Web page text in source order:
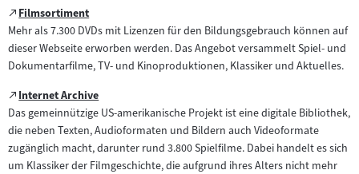
Zum
externen
Inhalt:
Filmsortiment
(öffnet
im
neuen
Tab)
Mehr als 7.300 DVDs mit Lizenzen für den Bildungsgebrauch können auf
dieser Webseite erworben werden. Das Angebot versammelt Spiel- und
Dokumentarfilme, TV- und Kinoproduktionen, Klassiker und Aktuelles.
Zum
externen
Inhalt:
Internet Archive
(öffnet
im
neuen
Tab)
Das gemeinnützige US-amerikanische Projekt ist eine digitale Bibliothek,
die neben Texten, Audioformaten und Bildern auch Videoformate
zugänglich macht, darunter rund 3.800 Spielfilme. Dabei handelt es sich
um Klassiker der Filmgeschichte, die aufgrund ihres Alters nicht mehr